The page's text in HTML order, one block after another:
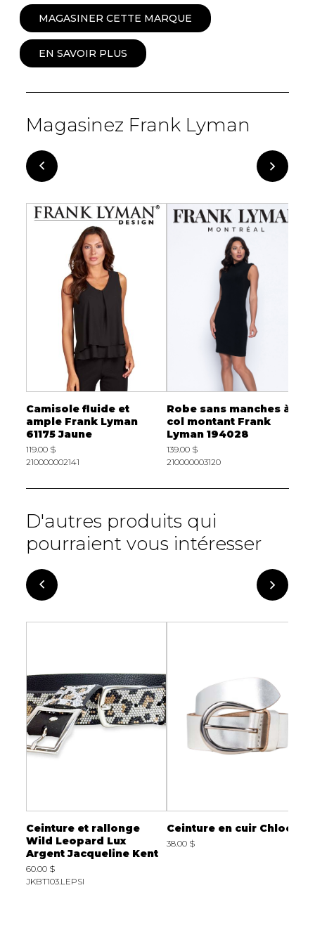
MAGASINER CETTE MARQUE
EN SAVOIR PLUS
Magasinez Frank Lyman
Camisole fluide et
ample Frank Lyman
61175 Jaune
119.00 $
210000002141
Robe sans manches à
col montant Frank
Lyman 194028
139.00 $
210000003120
D'autres produits qui
pourraient vous intéresser
Ceinture et rallonge
Wild Leopard Lux
Argent Jacqueline Kent
60.00 $
JKBT103.LEPSI
Ceinture en cuir Chloé
38.00 $